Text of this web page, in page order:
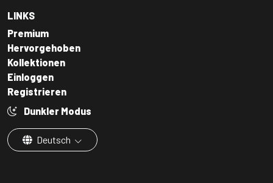
LINKS
Premium
Hervorgehoben
Kollektionen
Einloggen
Registrieren
Dunkler Modus
Deutsch